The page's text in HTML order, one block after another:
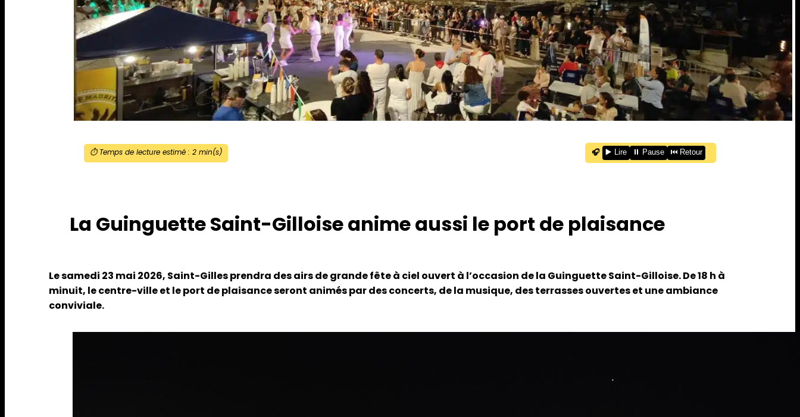
⏱️ Temps de lecture estimé : 2min(s) 🎧 ▶️ Lire ⏸️ Pause ⏮️ Retour
La Guinguette Saint-Gilloise anime aussi le port de plaisance
Le samedi 23 mai 2026, Saint-Gilles prendra des airs de grande fête à ciel ouvert à l’occasion de la Guinguette Saint-Gilloise. De 18 h à
minuit, le centre-ville et le port de plaisance seront animés par des concerts, de la musique, des terrasses ouvertes et une ambiance
conviviale.